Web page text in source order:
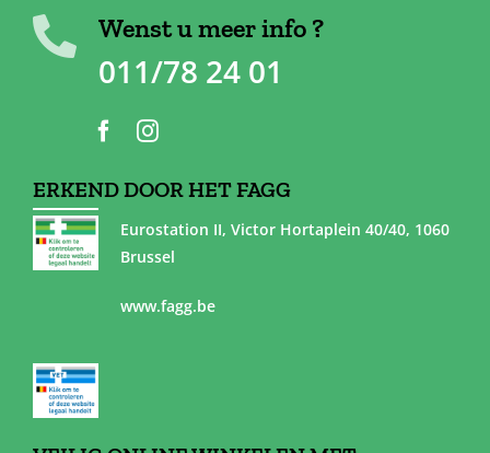
Wenst u meer info ?
011/78 24 01
ERKEND DOOR HET FAGG
Eurostation II, Victor Hortaplein 40/40, 1060
Brussel
www.fagg.be